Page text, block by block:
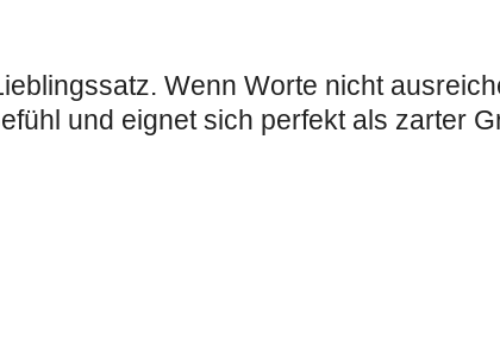
Wenn Worte nicht
und eignet sich perfekt als zarter